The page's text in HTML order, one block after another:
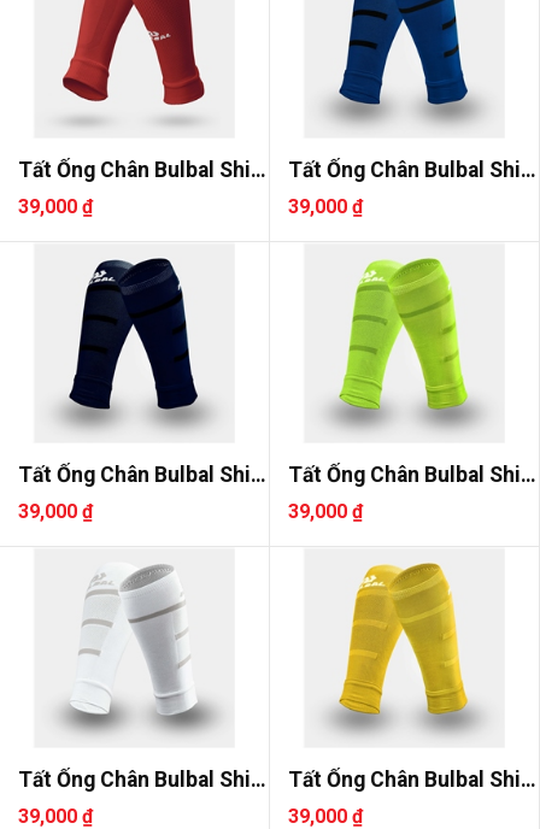
Tất Ống Chân Bulbal Shin
3
39,000 ₫
Tất Ống Chân Bulbal Shin
2
39,000 ₫
Tất Ống Chân Bulbal Shin
2
39,000 ₫
Tất Ống Chân Bulbal Shin
2
39,000 ₫
Tất Ống Chân Bulbal Shin
2
39,000 ₫
Tất Ống Chân Bulbal Shin
2
39,000 ₫